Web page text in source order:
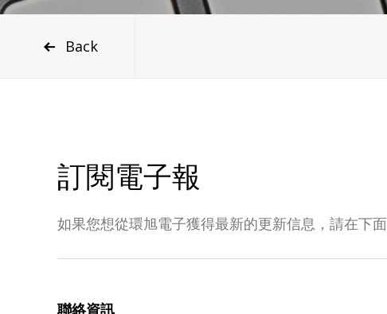
Back
訂閱電子報
如果您想從環旭電子獲得最新的更新信息，請在下
聯絡資訊